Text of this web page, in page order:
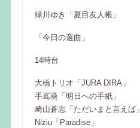
緑川ゆき「夏目友人帳」
「今日の選曲」
14時台
大橋トリオ「JURA DIRA」
手嶌葵「明日への手紙」
崎山蒼志「ただいまと言えば」
Niziu「Paradise」